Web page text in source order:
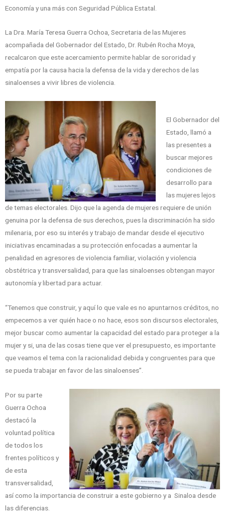
Economía y una más con Seguridad Pública Estatal.
La Dra. María Teresa Guerra Ochoa, Secretaria de las Mujeres
acompañada del Gobernador del Estado, Dr. Rubén Rocha Moya,
recalcaron que este acercamiento permite hablar de sororidad y
empatía por la causa hacia la defensa de la vida y derechos de las
sinaloenses a vivir libres de violencia.
El Gobernador del
Estado, llamó a
las presentes a
buscar mejores
condiciones de
desarrollo para
las mujeres lejos
de temas electorales. Dijo que la agenda de mujeres requiere de unión
genuina por la defensa de sus derechos, pues la discriminación ha sido
milenaria, por eso su interés y trabajo de mandar desde el ejecutivo
iniciativas encaminadas a su protección enfocadas a aumentar la
penalidad en agresores de violencia familiar, violación y violencia
obstétrica y transversalidad, para que las sinaloenses obtengan mayor
autonomía y libertad para actuar.
“Tenemos que construir, y aquí lo que vale es no apuntarnos créditos, no
empecemos a ver quién hace o no hace, esos son discursos electorales,
mejor buscar como aumentar la capacidad del estado para proteger a la
mujer y si, una de las cosas tiene que ver el presupuesto, es importante
que veamos el tema con la racionalidad debida y congruentes para que
se pueda trabajar en favor de las sinaloenses”.
Por su parte
Guerra Ochoa
destacó la
voluntad política
de todos los
frentes políticos y
de esta
transversalidad,
así como la importancia de construir a este gobierno y a Sinaloa desde
las diferencias.